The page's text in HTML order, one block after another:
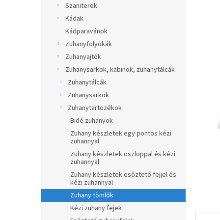
Szaniterek
Kádak
Kádparavánok
Zuhanyfolyókák
Zuhanyajtók
Zuhanysarkok, kabinok, zuhanytálcák
Zuhanytálcák
Zuhanysarkok
Zuhanytartozékok
Bidé zuhanyok
Zuhany készletek egy pontos kézi
zuhannyal
Zuhany készletek oszloppal és kézi
zuhannyal
Zuhany készletek esőztető fejjel és
kézi zuhannyal
Zuhany tömlők
Kézi zuhany fejek